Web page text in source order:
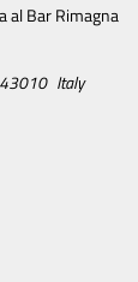
al Bar Rimagna
43010 Italy